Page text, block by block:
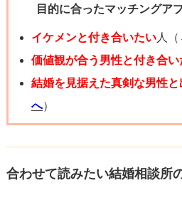
とがあります。
結婚相手として違うと思えばお別
すよ。
その場合はコーディネーターさ
もらえばいいことですし。
結婚相談所の仮交際のステータス
ですよね。
目的に合ったマッチングア
イケメンと付き合いたい人
価値観が合う男性と付き合い
結婚を見据えた真剣な男性
へ）
合わせて読みたい結婚相談所